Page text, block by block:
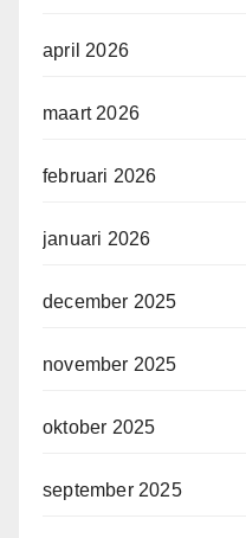
april 2026
maart 2026
februari 2026
januari 2026
december 2025
november 2025
oktober 2025
september 2025